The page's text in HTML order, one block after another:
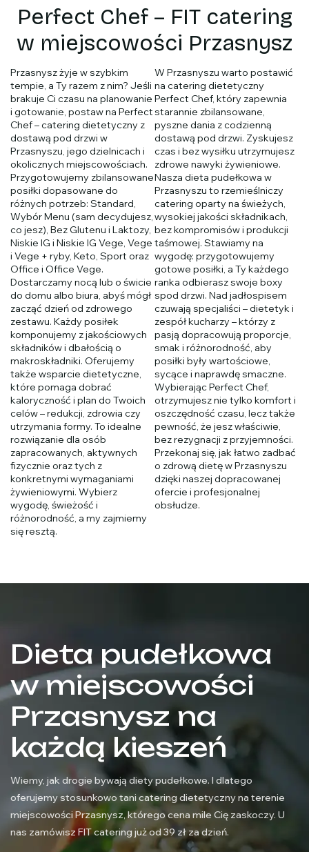
Perfect Chef – FIT catering
w miejscowości Przasnysz
Przasnysz żyje w szybkim
tempie, a Ty razem z nim? Jeśli
brakuje Ci czasu na planowanie
i gotowanie, postaw na Perfect
Chef – catering dietetyczny z
dostawą pod drzwi w
Przasnyszu, jego dzielnicach i
okolicznych miejscowościach.
Przygotowujemy zbilansowane
posiłki dopasowane do
różnych potrzeb: Standard,
Wybór Menu (sam decydujesz,
co jesz), Bez Glutenu i Laktozy,
Niskie IG i Niskie IG Vege, Vege
i Vege + ryby, Keto, Sport oraz
Office i Office Vege.
Dostarczamy nocą lub o świcie
do domu albo biura, abyś mógł
zacząć dzień od zdrowego
zestawu. Każdy posiłek
komponujemy z jakościowych
składników i dbałością o
makroskładniki. Oferujemy
także wsparcie dietetyczne,
które pomaga dobrać
kaloryczność i plan do Twoich
celów – redukcji, zdrowia czy
utrzymania formy. To idealne
rozwiązanie dla osób
zapracowanych, aktywnych
fizycznie oraz tych z
konkretnymi wymaganiami
żywieniowymi. Wybierz
wygodę, świeżość i
różnorodność, a my zajmiemy
się resztą.
W Przasnyszu warto postawić
na catering dietetyczny
Perfect Chef, który zapewnia
starannie zbilansowane,
pyszne dania z codzienną
dostawą pod drzwi. Zyskujesz
czas i bez wysiłku utrzymujesz
zdrowe nawyki żywieniowe.
Nasza dieta pudełkowa w
Przasnyszu to rzemieślniczy
catering oparty na świeżych,
wysokiej jakości składnikach,
bez kompromisów i produkcji
taśmowej. Stawiamy na
wygodę: przygotowujemy
gotowe posiłki, a Ty każdego
ranka odbierasz swoje boxy
spod drzwi. Nad jadłospisem
czuwają specjaliści – dietetyk i
zespół kucharzy – którzy z
pasją dopracowują proporcje,
smak i różnorodność, aby
posiłki były wartościowe,
sycące i naprawdę smaczne.
Wybierając Perfect Chef,
otrzymujesz nie tylko komfort i
oszczędność czasu, lecz także
pewność, że jesz właściwie,
bez rezygnacji z przyjemności.
Przekonaj się, jak łatwo zadbać
o zdrową dietę w Przasnyszu
dzięki naszej dopracowanej
ofercie i profesjonalnej
obsłudze.
Dieta pudełkowa
w miejscowości
Przasnysz na
każdą kieszeń
Wiemy, jak drogie bywają diety pudełkowe. I dlatego
oferujemy stosunkowo tani catering dietetyczny na terenie
miejscowości Przasnysz, którego cena mile Cię zaskoczy. U
nas zamówisz FIT catering już od 39 zł za dzień.